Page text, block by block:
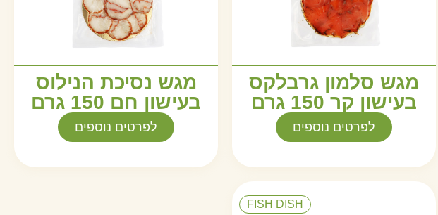
מגש סלמון גרבלקס
בעישון קר 150 גרם
לפרטים נוספים
מגש נסיכת הנילוס
בעישון חם 150 גרם
לפרטים נוספים
FISH DISH